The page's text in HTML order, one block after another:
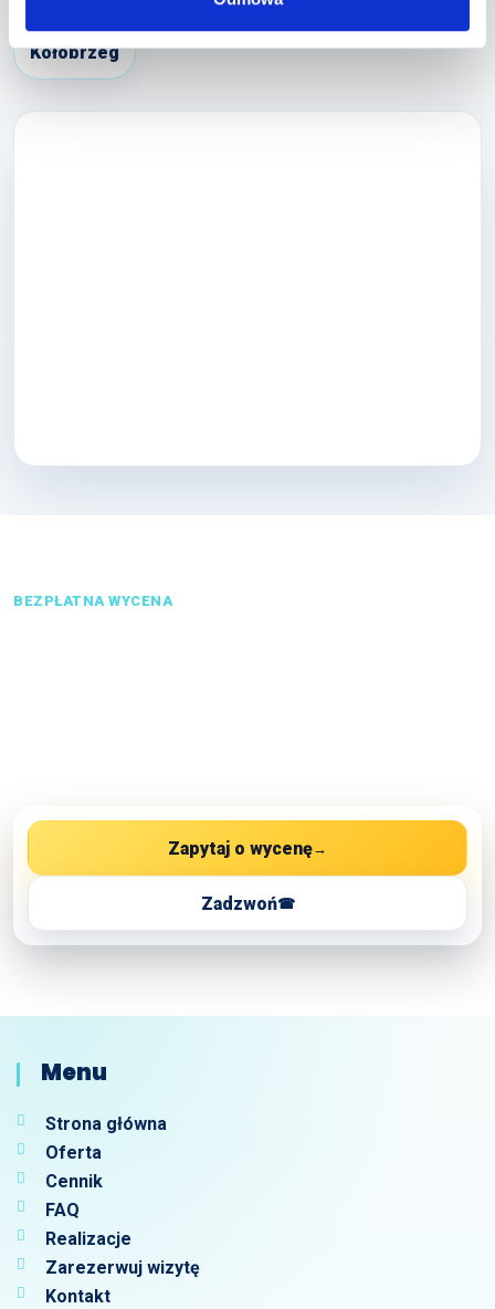
Kołobrzeg
BEZPŁATNA WYCENA
Zapytaj o wycenę
Zadzwoń
Menu
Strona główna
Oferta
Cennik
FAQ
Realizacje
Zarezerwuj wizytę
Kontakt